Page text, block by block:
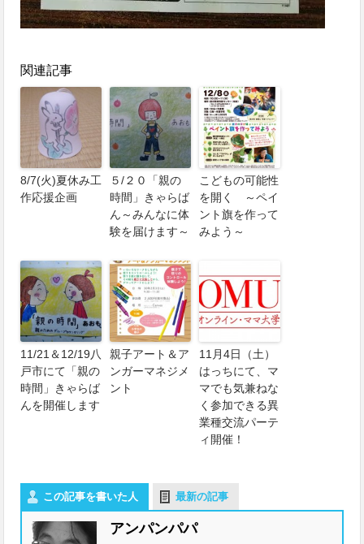
関連記事
8/7(火)夏休み工
作応援企画
５/２０「親の
時間」きゃらば
ん～みんなに体
験を届けます～
こどもの可能性
を開く ～ペイ
ント旗を作って
みよう～
11/21＆12/19八
戸市にて「親の
時間」きゃらば
んを開催します
親子アート＆ア
ンガーマネジメ
ント
11月4日（土）
はっちにて、マ
マでも気兼ねな
く参加できる異
業種交流パーテ
ィ開催！
この記事を書いた人 最新の記事
アンパンパパ